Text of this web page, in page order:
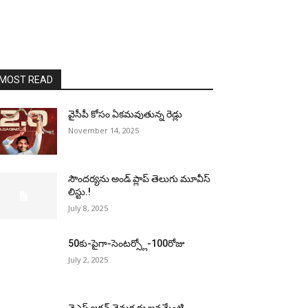
READ
వైసీపీ కోసం ఏక‌మ‌వుతున్న రెడ్లు
November 14, 2025
సౌందర్యను అండ్‌ ప్లాప్‌ తెలుగు మూవీస్‌
లిస్టు.!
July 8, 2025
50కు-పైగా-సెంటర్స్లో-100రోజు
July 2, 2025